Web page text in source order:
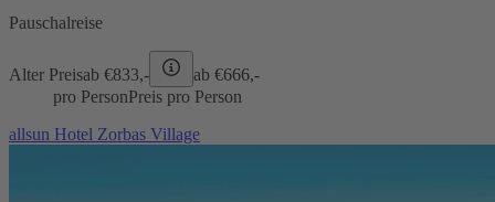
Pauschalreise
Alter Preisab €833,- ab €666,-
pro PersonPreis pro Person
allsun Hotel Zorbas Village